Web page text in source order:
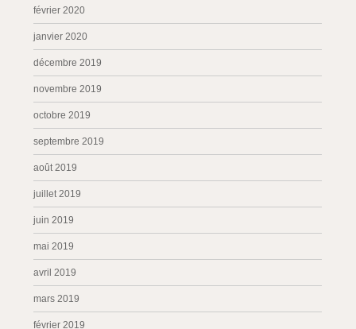
février 2020
janvier 2020
décembre 2019
novembre 2019
octobre 2019
septembre 2019
août 2019
juillet 2019
juin 2019
mai 2019
avril 2019
mars 2019
février 2019